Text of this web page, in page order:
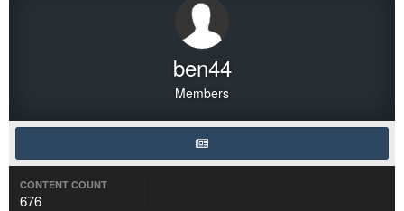
ben44
Members
CONTENT COUNT
676